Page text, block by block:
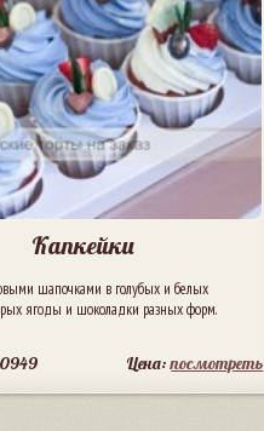
Капкейки
шапочками в голубых и белых
ягоды и шоколадки разных форм.
Цена:посмотреть